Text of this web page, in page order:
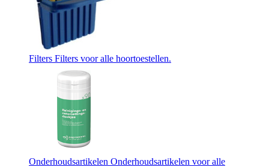
Filters Filters voor alle hoortoestellen.
Onderhoudsartikelen Onderhoudsartikelen voor alle